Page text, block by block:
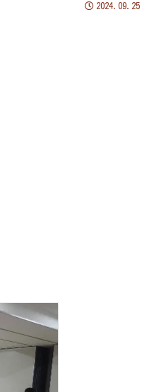
2024.09.25